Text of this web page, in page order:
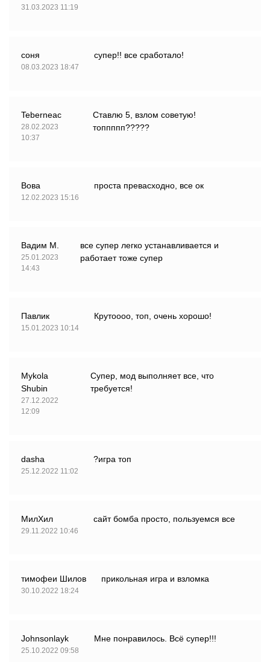
31.03.2023 11:19
соня
08.03.2023 18:47
супер!! все сработало!
Teberneac
28.02.2023
10:37
Ставлю 5, взлом советую!
топпппп?????
Вова
12.02.2023 15:16
проста превасходно, все ок
Вадим М.
25.01.2023
14:43
все супер легко устанавливается и
работает тоже супер
Павлик
15.01.2023 10:14
Крутоооо, топ, очень хорошо!
Mykola
Shubin
27.12.2022
12:09
Супер, мод выполняет все, что
требуется!
dasha
25.12.2022 11:02
?игра топ
МилХил
29.11.2022 10:46
сайт бомба просто, пользуемся все
тимофеи Шилов
30.10.2022 18:24
прикольная игра и взломка
Johnsonlayk
25.10.2022 09:58
Мне понравилось. Всё супер!!!